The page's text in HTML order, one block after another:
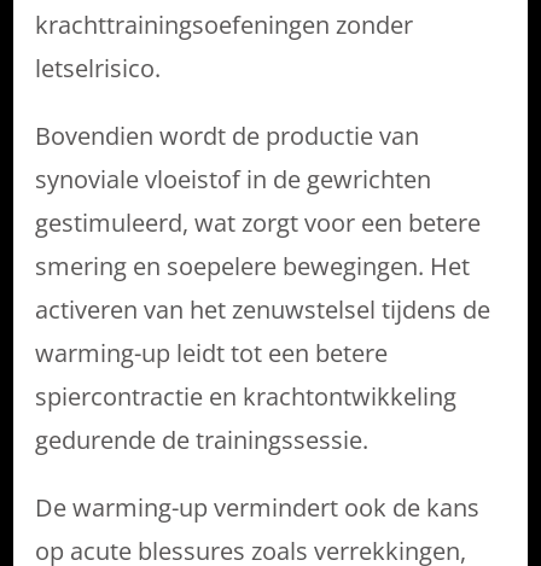
krachttrainingsoefeningen zonder
letselrisico.
Bovendien wordt de productie van
synoviale vloeistof in de gewrichten
gestimuleerd, wat zorgt voor een betere
smering en soepelere bewegingen. Het
activeren van het zenuwstelsel tijdens de
warming-up leidt tot een betere
spiercontractie en krachtontwikkeling
gedurende de trainingssessie.
De warming-up vermindert ook de kans
op acute blessures zoals verrekkingen,